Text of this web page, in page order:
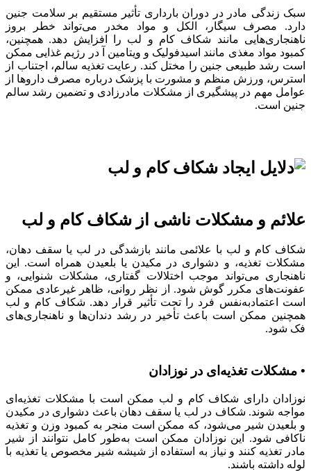
سبک زندگی مادر در دوران بارداری تأثیر مستقیم بر سلامت جنین
دارد. مصرف سیگار، الکل و مواد مخدر می‌تواند خطر بروز
ناهنجاری‌هایی مانند شکاف کام و لب را افزایش دهد. همچنین،
کمبود مواد مغذی مانند اسیدفولیک و ویتامین آ در رژیم غذایی ممکن
است رشد طبیعی جنین را مختل کند. رعایت تغذیه سالم، اجتناب از
استرس، ورزش منظم و مشورت با پزشک درباره مصرف داروها از
عوامل مهم در پیشگیری از مشکلات مادرزادی و تضمین رشد سالم
جنین است.
علائم و مشکلات ناشی از شکاف کام و لب
شکاف کام و لب با علائمی مانند بازشدگی در لب یا سقف دهان،
مشکلات تغذیه، و دشواری در مکیدن یا بلعیدن همراه است. این
ناهنجاری می‌تواند موجب اختلالات گفتاری، مشکلات شنوایی، و
عفونت‌های مکرر گوش شود. از نظر روانی، ظاهر غیرعادی ممکن
است اعتمادبه‌نفس فرد را تحت تأثیر قرار دهد. شکاف کام و لب
همچنین ممکن است باعث تأخیر در رشد دندان‌ها و ناهنجاری‌های
فک شود.
• مشکلات تغذیه‌ای در نوزادان
نوزادان دارای شکاف کام و لب ممکن است با مشکلات تغذیه‌ای
مواجه شوند. شکاف در لب یا سقف دهان باعث دشواری در مکیدن
و بلعیدن شیر می‌شود، که ممکن است منجر به کمبود وزن و تغذیه
ناکافی شود. این نوزادان ممکن است به‌طور کامل نتوانند از شیر
مادر تغذیه کنند و نیاز به استفاده از شیشه شیر مخصوص یا تغذیه با
لوله داشته باشند.